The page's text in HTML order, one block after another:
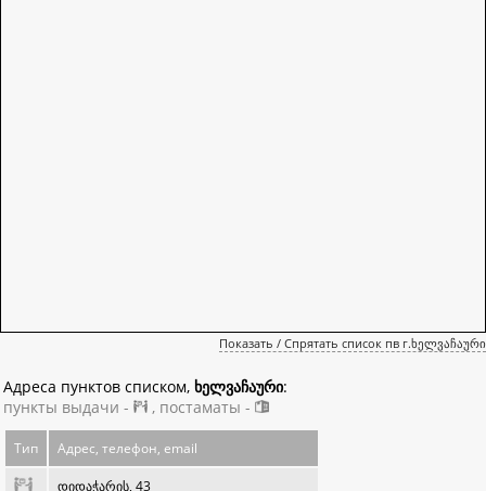
Показать / Спрятать список пв г.ხელვაჩაური
Адреса пунктов списком, ხელვაჩაური:
пункты выдачи -
, постаматы -
Тип Адрес, телефон, email
დიდაჭარის, 43